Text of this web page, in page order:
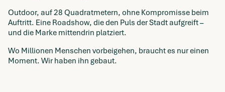
Outdoor, auf 28 Quadratmetern, ohne Kompromisse beim
Auftritt. Eine Roadshow, die den Puls der Stadt aufgreift –
und die Marke mittendrin platziert.
Wo Millionen Menschen vorbeigehen, braucht es nur einen
Moment. Wir haben ihn gebaut.